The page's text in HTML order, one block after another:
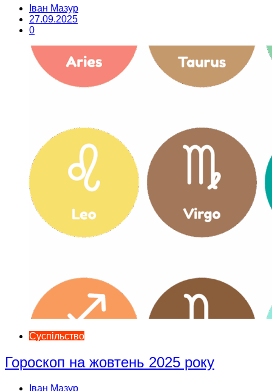
Іван Мазур
27.09.2025
0
Суспільство
Гороскоп на жовтень 2025 року
Іван Мазур